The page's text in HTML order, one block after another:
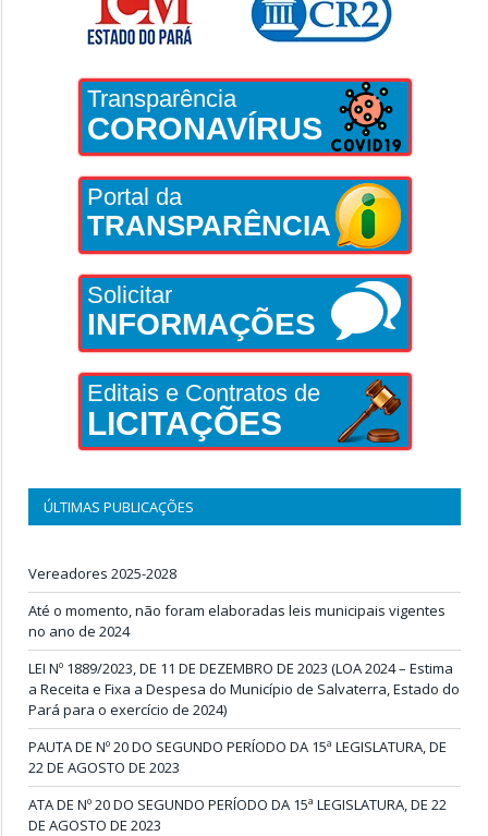
Transparência
CORONAVÍRUS
Portal da
TRANSPARÊNCIA
Solicitar
INFORMAÇÕES
Editais e Contratos de
LICITAÇÕES
ÚLTIMAS PUBLICAÇÕES
Vereadores 2025-2028
Até o momento, não foram elaboradas leis municipais vigentes
no ano de 2024
LEI Nº 1889/2023, DE 11 DE DEZEMBRO DE 2023 (LOA 2024 – Estima
a Receita e Fixa a Despesa do Município de Salvaterra, Estado do
Pará para o exercício de 2024)
PAUTA DE Nº 20 DO SEGUNDO PERÍODO DA 15ª LEGISLATURA, DE
22 DE AGOSTO DE 2023
ATA DE Nº 20 DO SEGUNDO PERÍODO DA 15ª LEGISLATURA, DE 22
DE AGOSTO DE 2023